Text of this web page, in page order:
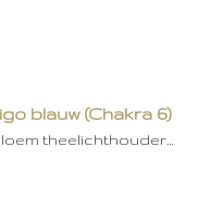
blauw (Chakra 6)
theelichthouder…